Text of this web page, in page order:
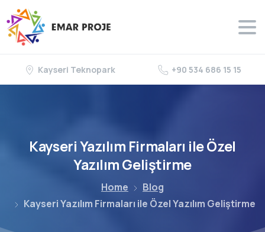
Kayseri Teknopark +90 534 686 15 15
KayseriYazılım Firmaları ileÖzel
YazılımGeliştirme
Home
Blog
Kayseri Yazılım Firmaları ile Özel Yazılım Geliştirme